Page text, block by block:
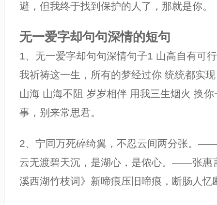
避，但我终于找到保护的人了，那就是你。
无一爱字却句句深情的短句
1、无一爱字却句句深情句子1 山高自有可
我祈祷这一生，所有的梦经过你 统统都实
山海 山海不阻 岁岁相伴 用我三生烟火 换
事，别来常思君。
2、宁同万死碎绮翼，不忍云间两分张。
云无渡碧天沉，是湖心，是侬心。——张惠
溪西湖竹枝词》新啼痕压旧啼痕，断肠人忆